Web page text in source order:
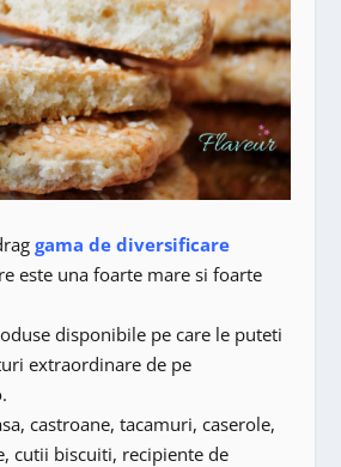
gama de diversificare
este una foarte mare si foarte
disponibile pe care le puteti
extraordinare de pe
castroane, tacamuri, caserole,
cutii biscuiti, recipiente de